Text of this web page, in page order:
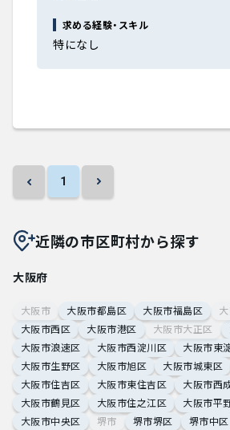
求める経験・スキル
特になし
1
近隣の市区町村から探す
大阪府
大阪市 大阪市都島区 大阪市福島区
大阪市西区
大阪市港区 大阪市大正区
大阪市浪速区
大阪市西淀川区 大阪市東
大阪市生野区
大阪市旭区 大阪市城東区
大阪市住吉区
大阪市東住吉区 大阪市西
大阪市鶴見区
大阪市住之江区 大阪市平
大阪市中央区
堺市 堺市堺区 堺市中区